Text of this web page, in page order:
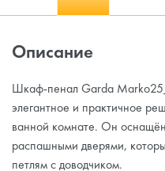
Описание
Шкаф-пенал Garda
элегантное и практичное
ванной комнате. Он
распашными дверями,
петлям с доводчиком.